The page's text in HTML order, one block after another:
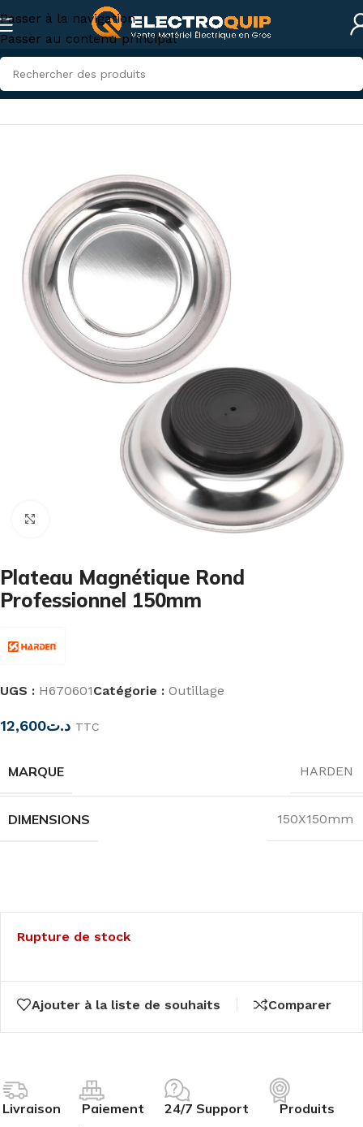
Passer à la navigation
Passer au contenu principal
Accueil/Accessoires et outillage/Outillage
Cliquez pour agrandir
Plateau Magnétique Rond
Professionnel 150mm
UGS : H670601Catégorie : Outillage
د.ت12,600 TTC
MARQUE HARDEN
DIMENSIONS 150X150mm
Rupture de stock
Ajouter à la liste de souhaits Comparer
Livraison Paiement 24/7 Support Produits